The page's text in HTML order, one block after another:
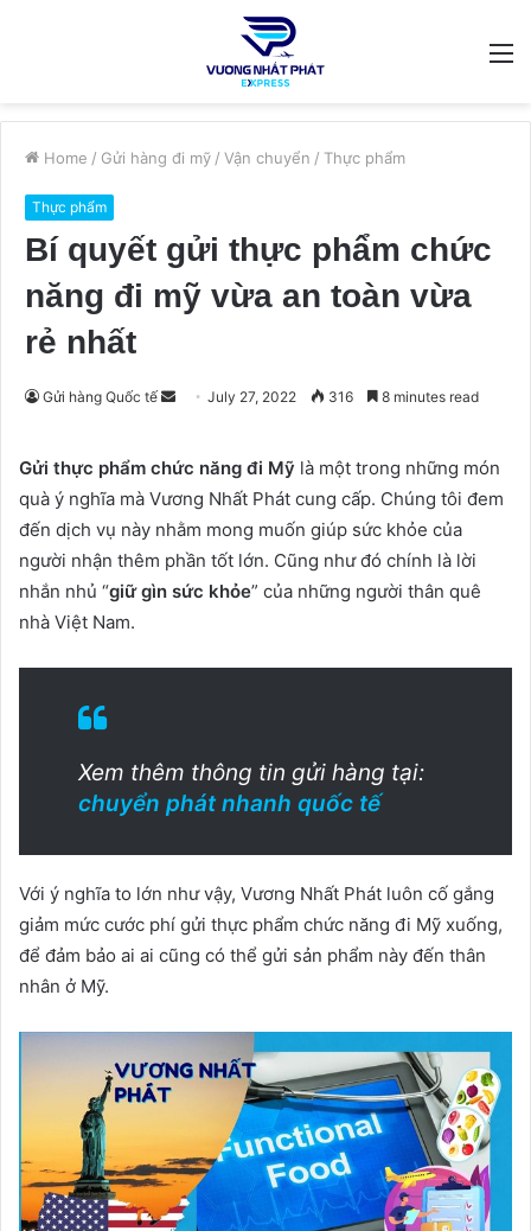
Home / Gửi hàng đi mỹ / Vận chuyển / Thực phẩm
Thực phẩm
Bí quyết gửi thực phẩm chức
năng đi mỹ vừa an toàn vừa
rẻ nhất
Gửi hàng Quốc tế
SendJuly 27, 2022 316 8 minutes read
Gửi thực phẩm chức năng đi Mỹ là một trong những món
quà ý nghĩa mà Vương Nhất Phát cung cấp. Chúng tôi đem
đến dịch vụ này nhằm mong muốn giúp sức khỏe của
người nhận thêm phần tốt lớn. Cũng như đó chính là lời
nhắn nhủ “giữ gìn sức khỏe” của những người thân quê
nhà Việt Nam.
Xem thêm thông tin gửi hàng tại:
chuyển phát nhanh quốc tế
Với ý nghĩa to lớn như vậy, Vương Nhất Phát luôn cố gắng
giảm mức cước phí gửi thực phẩm chức năng đi Mỹ xuống,
để đảm bảo ai ai cũng có thể gửi sản phẩm này đến thân
nhân ở Mỹ.